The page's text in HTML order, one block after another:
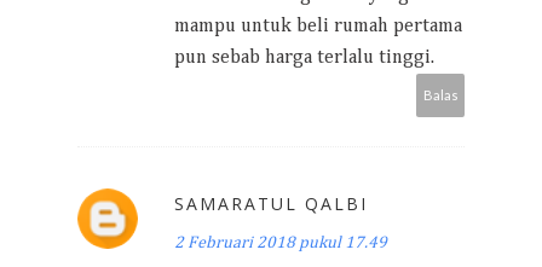
mampu untuk beli rumah pertama
pun sebab harga terlalu tinggi.
Balas
SAMARATUL QALBI
2 Februari 2018 pukul 17.49